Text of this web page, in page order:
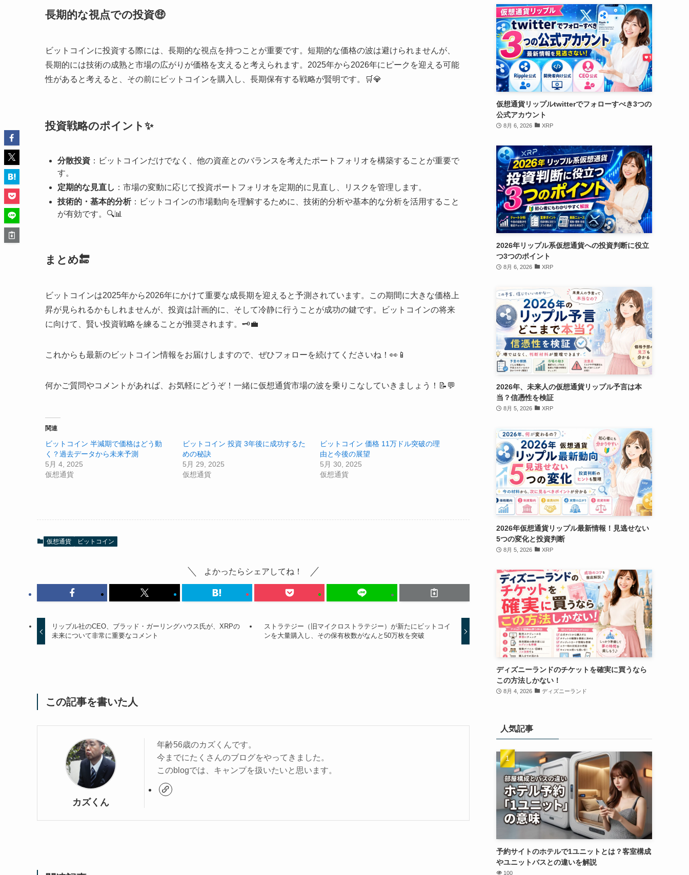
長期的な視点での投資🤑
ビットコインに投資する際には、長期的な視点を持つことが重要です。短期的な価格の波は避けられませんが、
長期的には技術の成熟と市場の広がりが価格を支えると考えられます。2025年から2026年にピークを迎える可能
性があると考えると、その前にビットコインを購入し、長期保有する戦略が賢明です。🛒💎
投資戦略のポイント✨
分散投資 ：ビットコインだけでなく、他の資産とのバランスを考えたポートフォリオを構築することが重要で
す。
定期的な見直し ：市場の変動に応じて投資ポートフォリオを定期的に見直し、リスクを管理します。
技術的・基本的分析：ビットコインの市場動向を理解するために、技術的分析や基本的な分析を活用すること
が有効です。🔍📊
まとめ🔚
ビットコインは2025年から2026年にかけて重要な成長期を迎えると予測されています。この期間に大きな価格上
昇が見られるかもしれませんが、投資は計画的に、そして冷静に行うことが成功の鍵です。ビットコインの将来
に向けて、賢い投資戦略を練ることが推奨されます。🗝️💼
これからも最新のビットコイン情報をお届けしますので、ぜひフォローを続けてくださいね！👀📱
何かご質問やコメントがあれば、お気軽にどうぞ！一緒に仮想通貨市場の波を乗りこなしていきましょう！📝💬
関連
ビットコイン 半減期で価格はどう動
く？過去データから未来予測
5月 4, 2025
仮想通貨
ビットコイン 投資 3年後に成功するた
めの秘訣
5月 29, 2025
仮想通貨
ビットコイン 価格 11万ドル突破の理
由と今後の展望
5月 30, 2025
仮想通貨
仮想通貨 ビットコイン
よかったらシェアしてね！
リップル社のCEO、ブラッド・ガーリングハウス氏が、XRPの
未来について非常に重要なコメント
ストラテジー（旧マイクロストラテジー）が新たにビットコイ
ンを大量購入し、その保有枚数がなんと50万枚を突破
この記事を書いた人
カズくん
年齢56歳のカズくんです。
今までにたくさんのブログをやってきました。
このblogでは、キャンプを扱いたいと思います。
仮想通貨リップルtwitterでフォローすべき3つの
公式アカウント
8月 6, 2026 XRP
2026年リップル系仮想通貨への投資判断に役立
つ3つのポイント
8月 6, 2026 XRP
2026年、未来人の仮想通貨リップル予言は本
当？信憑性を検証
8月 5, 2026 XRP
2026年仮想通貨リップル最新情報！見逃せない
5つの変化と投資判断
8月 5, 2026 XRP
ディズニーランドのチケットを確実に買うなら
この方法しかない！
8月 4, 2026 ディズニーランド
人気記事
予約サイトのホテルで1ユニットとは？客室構成
やユニットバスとの違いを解説
100